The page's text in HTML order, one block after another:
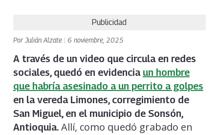
Publicidad
Por Julián Alzate 6 noviembre, 2025
A través de un video que circula en redes
sociales, quedó en evidencia un hombre
que habría asesinado a un perrito a golpes
en la vereda Limones, corregimiento de
San Miguel, en el municipio de Sonsón,
Antioquia.Allí, como quedó grabado en